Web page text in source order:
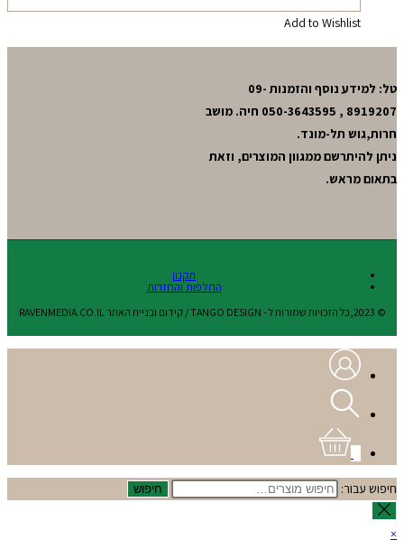
Add to Wishlist
טל: למידע נוסף והזמנות 09-
8919207 , 050-3643595 חיה. מושב
חרות,גוש תל-מונד.
ניתן להיתרשם ממגוון המוצרים, וזאת
בתאום מראש.
תקנון
החלפות והחזרות
© 2023,כל הזכויות שמורות ל - TANGO DESIGN / קידום ובניית האתר RAVENMEDIA.CO.IL
חיפוש עבור: חיפוש
×